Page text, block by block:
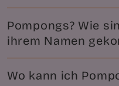
Pompongs? Wie
ihrem Namen
Wo kann ich